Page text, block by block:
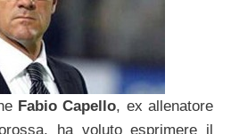
Fabio Capello, ex allenatore
ha voluto esprimere il